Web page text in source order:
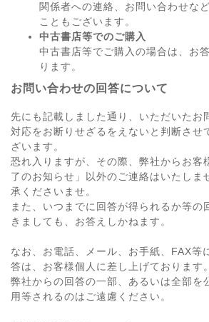
関係者への連絡、お問い合わせな
こともございます。
中古書店等でのご購入
中古書店等でご購入の場合は、お
ります。
お問い合わせの回答について
先にも記載しました通り、いただいたお
対応をお断りせざるをえないと判断させ
ざいます。
恐れ入りますが、その際、弊社からお客
了のお知らせ」以外のご連絡はいたしま
承くださいませ。
また、いつまでに回答が得られるか等の
きましても、お答えしかねます。
なお、お電話、メール、お手紙、FAX等
答は、お客様個人に差し上げております。
弊社からの回答の一部、あるいは全部を
用等されるのはご遠慮ください。